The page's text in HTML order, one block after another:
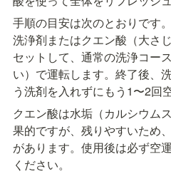
手順の目安は次のとおりです
洗浄剤またはクエン酸（大さ
セットして、通常の洗浄コー
い）で運転します。終了後、
う洗剤を入れずにもう1〜2回
クエン酸は水垢（カルシウム
果的ですが、残りやすいため
があります。使用後は必ず空
ください。